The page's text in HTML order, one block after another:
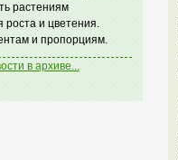
растениям
роста и цветения.
и пропорциям.
в архиве...